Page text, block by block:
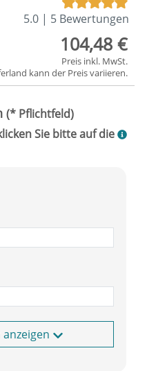
5.0 | 5 Bewertungen
104,48 €
Preis inkl. MwSt.
kann der Preis variieren.